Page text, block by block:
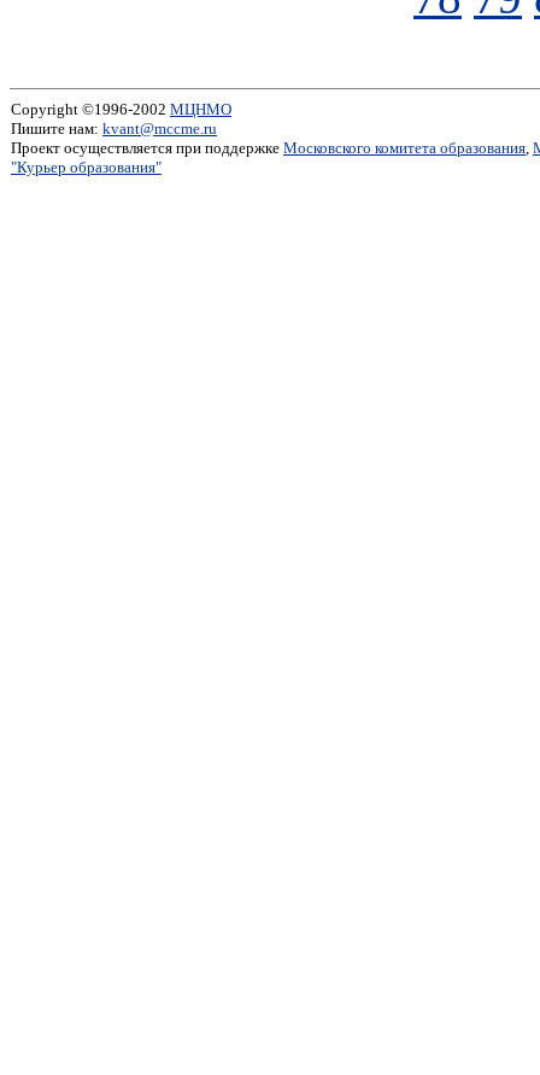
Copyright ©1996-2002 МЦНМО
Пишите нам: kvant@mccme.ru
Проект осуществляется при поддержке Московского комитета образования,
"Курьер образования"